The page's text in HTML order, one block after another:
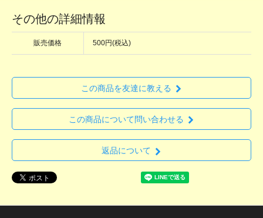
その他の詳細情報
販売価格 500円(税込)
この商品を友達に教える
この商品について問い合わせる
返品について